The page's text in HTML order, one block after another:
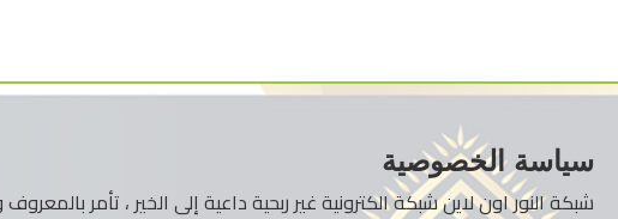
سياسة الخصوصية
شبكة النور اون لاين شبكة الكترونية غير ربحية داعية إلى الخير ، تأمر